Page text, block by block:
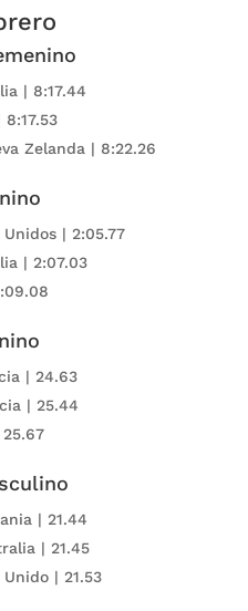
| 8:17.44
Zelanda | 8:22.26
| 2:05.77
| 2:07.03
| 24.63
| 25.44
| 21.44
| 21.45
Unido | 21.53